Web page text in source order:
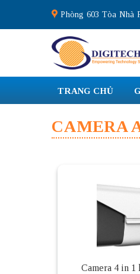
content
Phòng 603 Tòa Nhà
TRANG CHỦ
CAMERA
Camera 4 in 1